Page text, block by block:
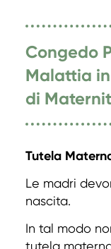
Congedo
Malattia
di
Tutela
Le madri
nascita.
In tal modo
tutela